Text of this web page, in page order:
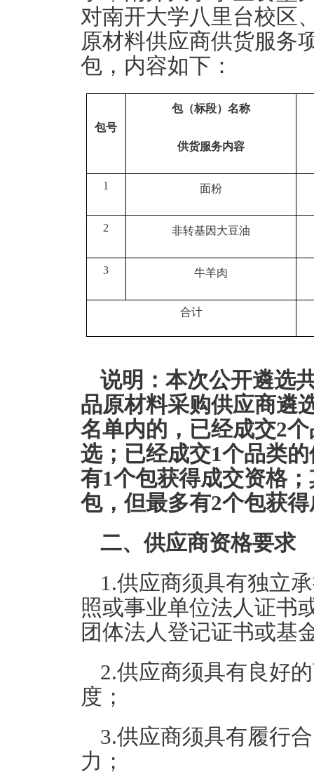
对南开大学八里台校区
原材料供应商供货服务
包，内容如下：
包号
包（标段）名称
供货服务内容
1 面粉
2 非转基因大豆油
3 牛羊肉
合计
说明：本次公开遴选
品原材料采购供应商遴
名单内的，已经成交2
选；已经成交1个品类
有1个包获得成交资格
包，但最多有2个包获
二、供应商资格要求
1.供应商须具有独立
照或事业单位法人证书
团体法人登记证书或基
2.供应商须具有良好
度；
3.供应商须具有履行
力；